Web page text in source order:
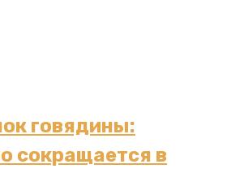
говядины:
сокращается в